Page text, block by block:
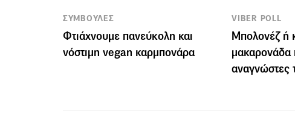
ΣΥΜΒΟΥΛΕΣ
Φτιάχνουμε πανεύκολη και
νόστιμη vegan καρμπονάρα
VIBER POLL
Μπολονέζ ή
μακαρονάδα
αναγνώστες